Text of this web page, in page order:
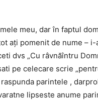
meu, dar în faptul
ați pomenit de nume –
dvs „Cu râvnăîntru
pe celecare scrie
parintele ,
lipseste anume